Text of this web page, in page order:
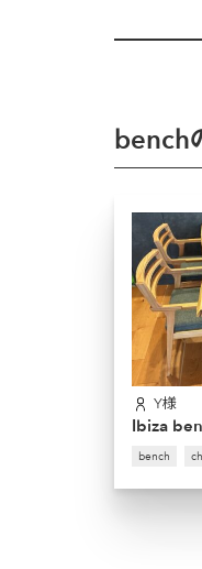
bench
Y様
Ibiza
bench